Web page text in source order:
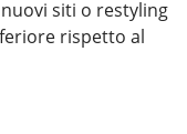
siti o restyling
rispetto al